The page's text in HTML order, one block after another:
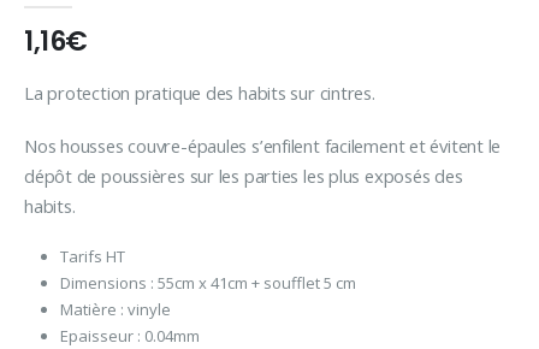
1,16€
La protection pratique des habits sur cintres.
Nos housses couvre-épaules s’enfilent facilement et évitent le
dépôt de poussières sur les parties les plus exposés des
habits.
Tarifs HT
Dimensions : 55cm x 41cm + soufflet 5 cm
Matière : vinyle
Epaisseur : 0.04mm